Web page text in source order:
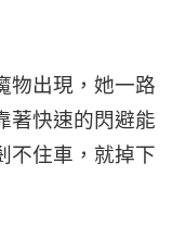
物出現，她一路
著快速的閃避能
不住車，就掉下